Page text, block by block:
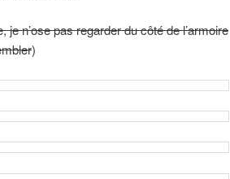
je n’ose pas regarder du côté de l’armoire
)